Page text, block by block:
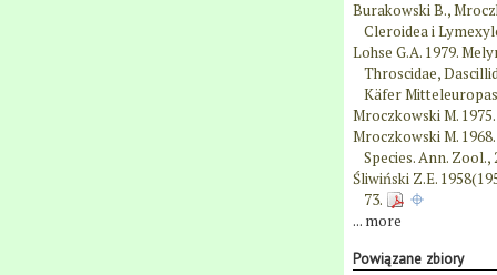
Burakowski B.,
Cleroidea i
Lohse G.A. 1979.
Throscidae,
Käfer
Mroczkowski M.
Mroczkowski M.
Species. Ann. Zool.,
Śliwiński Z.E.
73.
... more
Powiązane zbiory